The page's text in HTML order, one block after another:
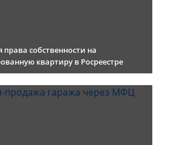
права собственности на
квартиру в Росреестре